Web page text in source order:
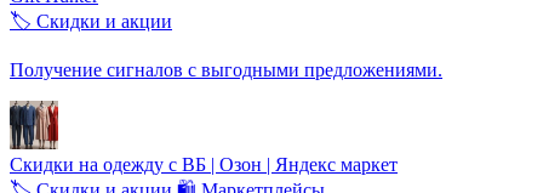
🏷️ Скидки и акции
Получение сигналов с выгодными предложениями.
Скидки на одежду с ВБ | Озон | Яндекс маркет